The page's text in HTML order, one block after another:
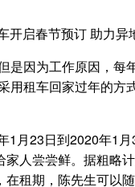
是因为工作原因，
用租车回家过年的
1月23日到2020年1
人尝尝鲜。据粗略
租期，陈先生可以